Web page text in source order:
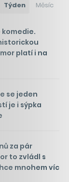
Týden Měsíc
komedie.
platí i na
se jeden
je i sýpka
za pár
to zvládl s
mnohem víc